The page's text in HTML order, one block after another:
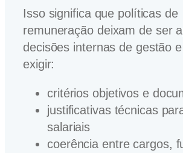
Isso significa que políticas de
remuneração deixam de ser
decisões internas de gestão
exigir:
critérios objetivos e
justificativas técnicas
salariais
coerência entre cargos,